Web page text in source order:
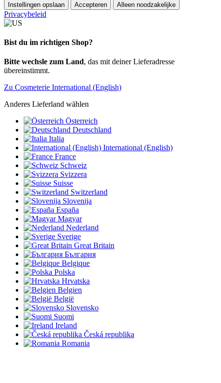
Instellingen opslaan Accepteren Alleen noodzakelijke
Privacybeleid
Bist du im richtigen Shop?
Bitte wechsle zum Land, das mit deiner Lieferadresse
übereinstimmt.
Zu Cosmeterie International (English)
Anderes Lieferland wählen
Österreich
Deutschland
Italia
International (English)
France
Schweiz
Svizzera
Suisse
Switzerland
Slovenija
España
Magyar
Nederland
Sverige
Great Britain
България
Belgique
Polska
Hrvatska
Belgien
België
Slovensko
Suomi
Ireland
Česká republika
Romania